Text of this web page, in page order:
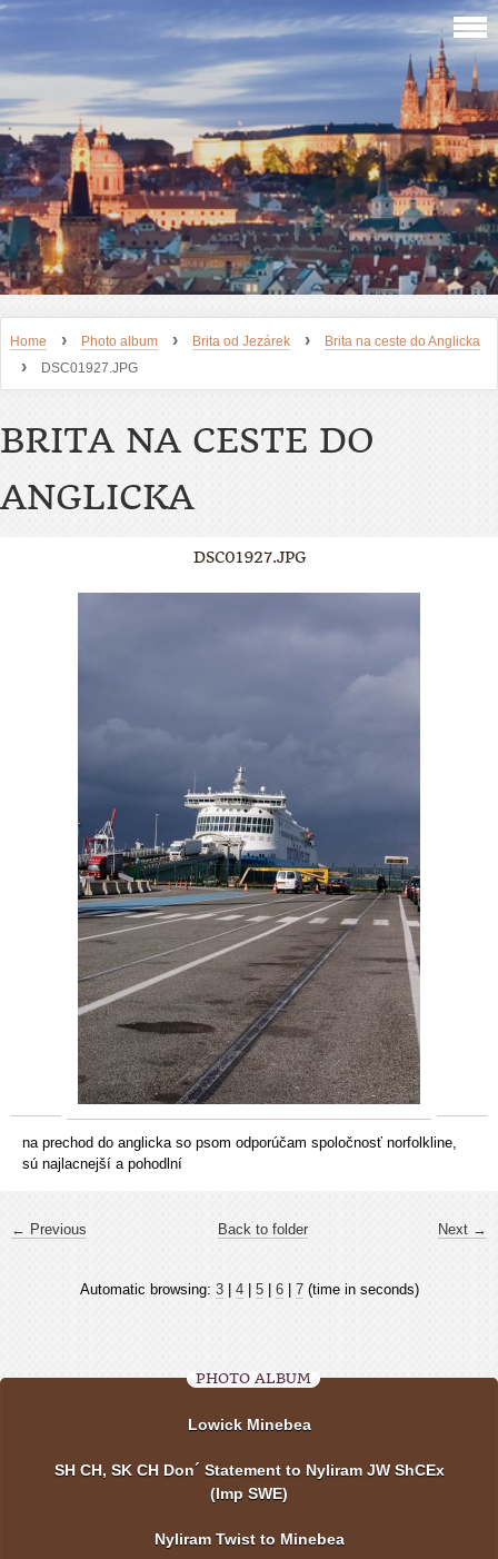
Home › Photo album › Brita od Jezárek › Brita na ceste do Anglicka
› DSC01927.JPG
BRITA NA CESTE DO
ANGLICKA
DSC01927.JPG
na prechod do anglicka so psom odporúčam spoločnosť norfolkline,
sú najlacnejší a pohodlní
← Previous Next →
Back to folder
Automatic browsing: 3| 4| 5| 6| 7(time in seconds)
PHOTO ALBUM
Lowick Minebea
SH CH, SK CH Don´ Statement to Nyliram JW ShCEx
(Imp SWE)
Nyliram Twist to Minebea